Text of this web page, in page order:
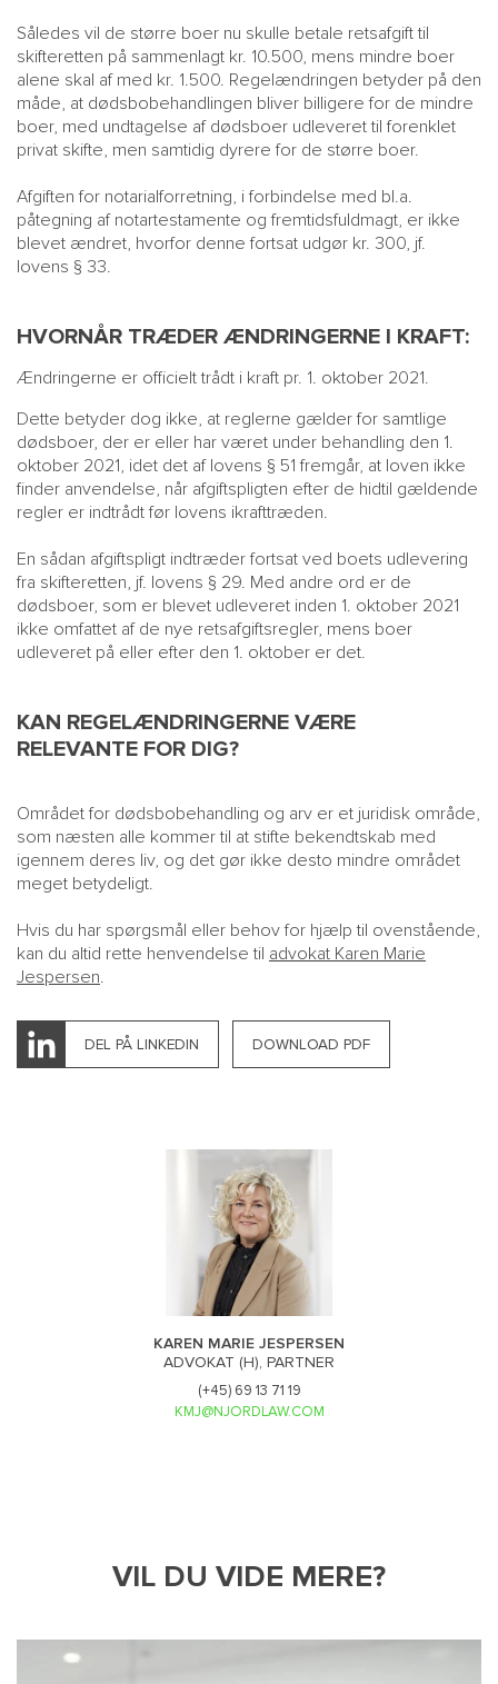
Således vil de større boer nu skulle betale retsafgift til
skifteretten på sammenlagt kr. 10.500, mens mindre boer
alene skal af med kr. 1.500. Regelændringen betyder på den
måde, at dødsbobehandlingen bliver billigere for de mindre
boer, med undtagelse af dødsboer udleveret til forenklet
privat skifte, men samtidig dyrere for de større boer.
Afgiften for notarialforretning, i forbindelse med bl.a.
påtegning af notartestamente og fremtidsfuldmagt, er ikke
blevet ændret, hvorfor denne fortsat udgør kr. 300, jf.
lovens § 33.
HVORNÅR TRÆDER ÆNDRINGERNE I KRAFT:
Ændringerne er officielt trådt i kraft pr. 1. oktober 2021.
Dette betyder dog ikke, at reglerne gælder for samtlige
dødsboer, der er eller har været under behandling den 1.
oktober 2021, idet det af lovens § 51 fremgår, at loven ikke
finder anvendelse, når afgiftspligten efter de hidtil gældende
regler er indtrådt før lovens ikrafttræden.
En sådan afgiftspligt indtræder fortsat ved boets udlevering
fra skifteretten, jf. lovens § 29. Med andre ord er de
dødsboer, som er blevet udleveret inden 1. oktober 2021
ikke omfattet af de nye retsafgiftsregler, mens boer
udleveret på eller efter den 1. oktober er det.
KAN REGELÆNDRINGERNE VÆRE
RELEVANTE FOR DIG?
Området for dødsbobehandling og arv er et juridisk område,
som næsten alle kommer til at stifte bekendtskab med
igennem deres liv, og det gør ikke desto mindre området
meget betydeligt.
Hvis du har spørgsmål eller behov for hjælp til ovenstående,
kan du altid rette henvendelse til advokat Karen Marie
Jespersen.
DEL PÅ LINKEDIN DOWNLOAD PDF
KAREN MARIE JESPERSEN
ADVOKAT (H), PARTNER
(+45) 69 13 71 19
KMJ@NJORDLAW.COM
VIL DU VIDE MERE?